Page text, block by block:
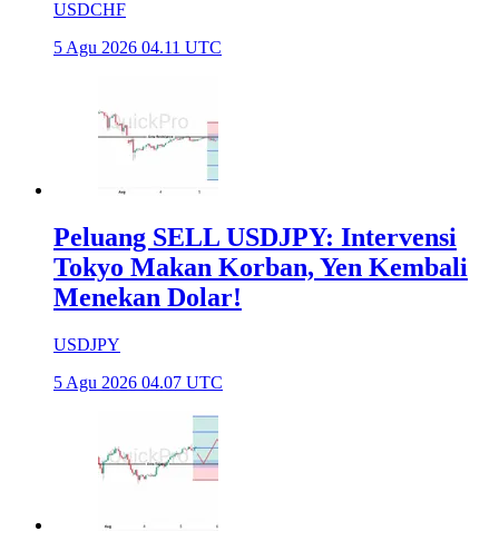
USDCHF
5 Agu 2026 04.11 UTC
Peluang SELL USDJPY: Intervensi
Tokyo Makan Korban, Yen Kembali
Menekan Dolar!
USDJPY
5 Agu 2026 04.07 UTC